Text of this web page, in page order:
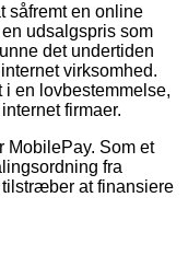
såfremt en online
udsalgspris som
det undertiden
virksomhed.
i en lovbestemmelse,
firmaer.
MobilePay. Som et
fra
at finansiere